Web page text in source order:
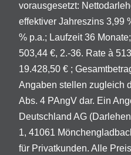
vorausgesetzt:
effektiver Jahreszins 3,99
% p.a.; Laufzeit 36
503,44 €, 2.-36. Rate à
19.428,50 € ;
Angaben stellen zugleich
Abs. 4 PAngV dar. Ein
Deutschland AG
1, 41061
für Privatkunden. Alle